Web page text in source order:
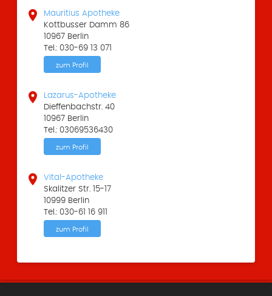

Mauritius Apotheke
Kottbusser Damm 86
10967 Berlin
Tel.: 030-69 13 071
zum Profil

Lazarus-Apotheke
Dieffenbachstr. 40
10967 Berlin
Tel.: 03069536430
zum Profil

Vital-Apotheke
Skalitzer Str. 15-17
10999 Berlin
Tel.: 030-61 16 911
zum Profil